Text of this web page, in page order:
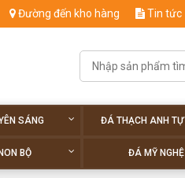
Đường đến kho hàng Tin tức
SÁNG ĐÁ THẠCH ANH TỰ
BỘ ĐÁ MỸ NGHỆ